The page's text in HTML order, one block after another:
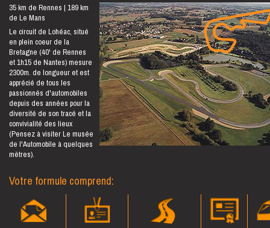
35 km de Rennes 189 km
de Le Mans
Le circuit de Lohéac, situé
en plein coeur de la
Bretagne (40' de Rennes
et 1h15 de Nantes) mesure
2300m. de longueur et est
apprécié de tous les
passionnés d'automobiles
depuis des années pour la
diversité de son tracé et la
convivialité des lieux
(Pensez à visiter Le musée
de l'Automobile à quelques
mètres).
Votre formule comprend: